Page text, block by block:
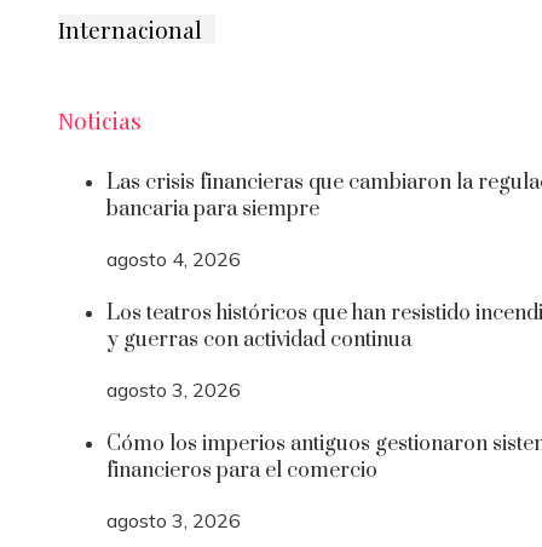
Internacional
Noticias
Las crisis financieras que cambiaron la
bancaria para siempre
agosto 4, 2026
Los teatros históricos que han resistido
y guerras con actividad continua
agosto 3, 2026
Cómo los imperios antiguos gestionaron
financieros para el comercio
agosto 3, 2026